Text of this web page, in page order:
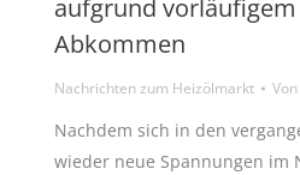
aufgrund vorläufigem
Abkommen
Nachrichten zum Heizölmarkt Von
Nachdem sich in den
wieder neue Spannungen im